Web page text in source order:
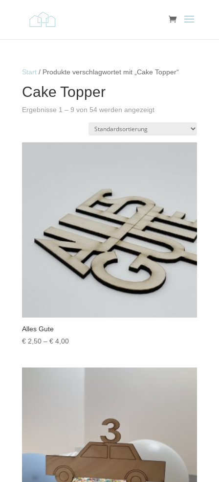
Start/ Produkte verschlagwortet mit „Cake Topper“
Cake Topper
Ergebnisse 1 – 9 von 54 werden angezeigt
Alles Gute
€2,50 – €4,00Preisspanne: